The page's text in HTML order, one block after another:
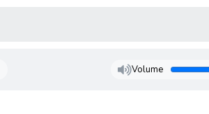
Volume